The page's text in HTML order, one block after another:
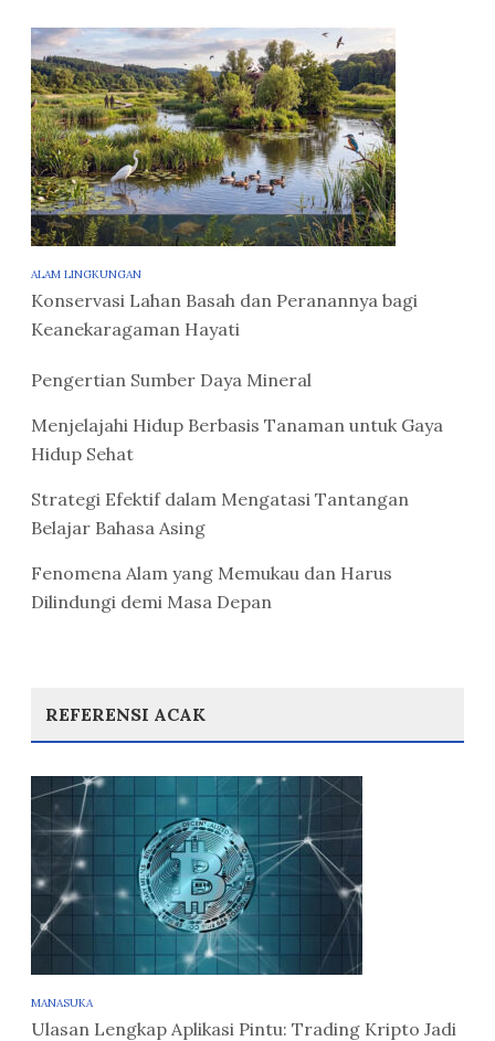
ALAM LINGKUNGAN
Konservasi Lahan Basah dan Peranannya bagi
Keanekaragaman Hayati
Pengertian Sumber Daya Mineral
Menjelajahi Hidup Berbasis Tanaman untuk Gaya
Hidup Sehat
Strategi Efektif dalam Mengatasi Tantangan
Belajar Bahasa Asing
Fenomena Alam yang Memukau dan Harus
Dilindungi demi Masa Depan
REFERENSI ACAK
MANASUKA
Ulasan Lengkap Aplikasi Pintu: Trading Kripto Jadi